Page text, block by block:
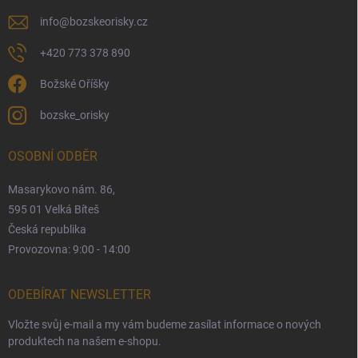
info@bozskeorisky.cz
+420 773 378 890
Božské Oříšky
bozske_orisky
OSOBNÍ ODBĚR
Masarykovo nám. 86,
595 01 Velká Bíteš
Česká republika
Provozovna: 9:00 - 14:00
ODEBÍRAT NEWSLETTER
Vložte svůj e-mail a my vám budeme zasílat informace o nových
produktech na našem e-shopu.